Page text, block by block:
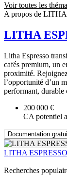
Voir toutes les
A propos de
LITHA
Litha Espresso
cafés premium, un
proximité.
l’opportunité d’un
performant, durable
200 000 €
CA potentiel
Documentation
LITHA ESPRESSO
Recherches